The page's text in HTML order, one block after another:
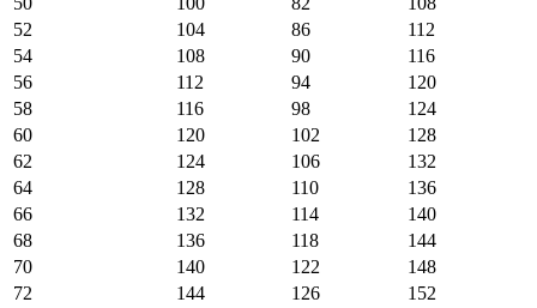
52
104 86
112
54
108 90
116
56
112 94
120
58
116 98
124
60
120 102
128
62
124 106
132
64
128 110
136
66
132 114
140
68
136 118
144
70
140 122
148
72
144 126
152